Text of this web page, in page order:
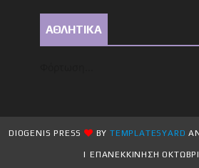
ΑΘΛΗΤΙΚΑ
DIOGENIS PRESS BYTEMPLATESYARD
| ΕΠΑΝΕΚΚΙΝΗΣΗ